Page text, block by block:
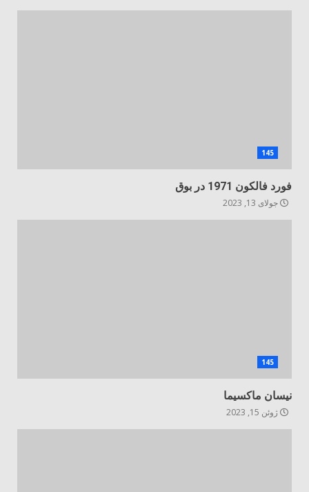
145
فورد فالکون 1971 در بوق
جولای 13, 2023
145
نیسان ماکسیما
ژوئن 15, 2023